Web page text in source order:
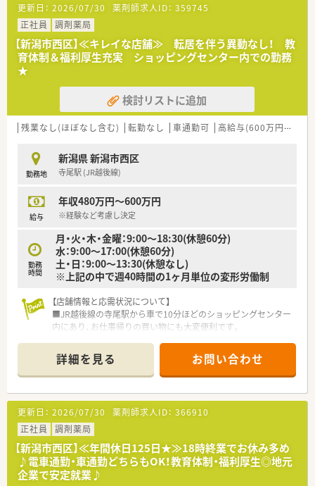
≪職場環境≫
■頑張りがきちんと評価され、昇給にもつながる企業です。
■ご経験よりも意欲重視の採用をしております。
■在宅医療などこれからの時代に求められる薬剤師のスキルを
積むことができます。
■薬剤師・調剤事務などの人員配置が手厚く、対人業務にしっか
りと向き合える環境です。
■この店舗は外来対応のほか、在宅にも注力しています。
■最大6連休取得可能な充実した休暇制度がございます。
■産休・育休の取得率は100％！！
■育児用品の購入費用助成制度の他、保育料、病児保育料助成制
■認定薬剤師の申請・更新費用は全額会社が負担いたします。
更新日： 2026/07/30 薬剤師求人ID： 359745
正社員
調剤薬局
【新潟市西区】≪キレイな店舗≫ 転居を伴う異動なし！ 教
育体制＆福利厚生充実 ショッピングセンター内での勤務
★
検討リストに追加
残業なし(ほぼなし含む) 転勤なし 車通勤可 高給与(600万円以上)
勤務地
新潟県 新潟市西区
寺尾駅 (JR越後線)
給与
年収480万円～600万円
※経験など考慮し決定
勤務
時間
月・火・木・金曜：9:00～18:30(休憩60分)
水：9:00～17:00(休憩60分)
土・日：9:00～13:30(休憩なし)
※上記の中で週40時間の1ヶ月単位の変形労働制
【店舗情報と応需状況について】
■JR越後線の寺尾駅から車で10分ほどのショッピングセンター
内にあり、お仕事帰りの買い物にも大変便利です。
均60～70枚の処方箋を応需しています。
■薬剤師は常時2名体制で勤務しており、一人当たりの業務負担
が少なく、落ち着いて業務に取り組めます。
【募集背景と求める人物像について】
■今回は欠員補充のための急募案件となり、地域医療に貢献した
いという意欲のある方を求めています。
■市内店舗へのヘルプ勤務も発生するため、フットワークが軽
く、柔軟な対応力をお持ちの方を歓迎します。
■20代から40代の方が中心に活躍しており、調剤経験の浅い方
やブランクがある方もご相談ください。
詳細を見る お問い合わせ
更新日： 2026/07/30 薬剤師求人ID： 366910
正社員
調剤薬局
【新潟市西区】≪年間休日125日★≫18時終業でお休み多め
♪電車通勤・車通勤どちらもOK！教育体制・福利厚生◎地元
企業で安定就業♪